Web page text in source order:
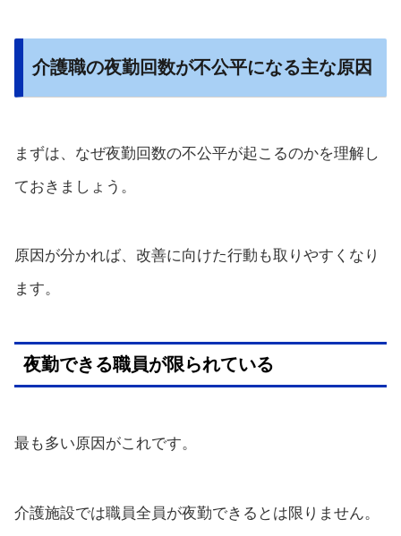
介護職の夜勤回数が不公平になる主な原因
まずは、なぜ夜勤回数の不公平が起こるのかを理解し
ておきましょう。
原因が分かれば、改善に向けた行動も取りやすくなり
ます。
夜勤できる職員が限られている
最も多い原因がこれです。
介護施設では職員全員が夜勤できるとは限りません。